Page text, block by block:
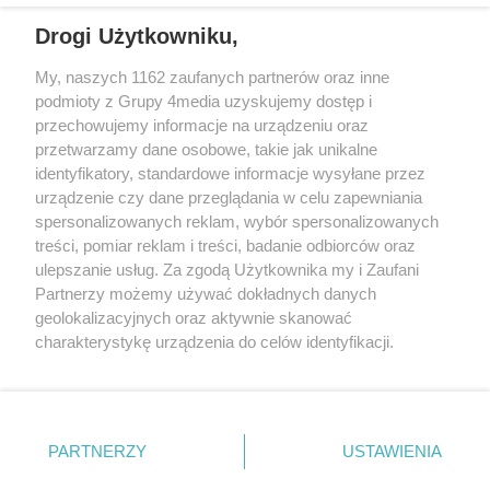
interwencję.
Społecznego i Centrum Usług
Społecznych podpisały
porozumienie, które ma ułatwić
im wejście w samodzielne, dorosłe
życie.
REKLAMA
Reklama Kontakt
Informacja o Nadawcy
Szukaj
Drogi Użytkowniku,
My, naszych 1162 zaufanych partnerów oraz inne
podmioty z Grupy 4media uzyskujemy dostęp i
przechowujemy informacje na urządzeniu oraz
przetwarzamy dane osobowe, takie jak unikalne
identyfikatory, standardowe informacje wysyłane przez
urządzenie czy dane przeglądania w celu zapewniania
spersonalizowanych reklam, wybór spersonalizowanych
treści, pomiar reklam i treści, badanie odbiorców oraz
ulepszanie usług. Za zgodą Użytkownika my i Zaufani
Partnerzy możemy używać dokładnych danych
geolokalizacyjnych oraz aktywnie skanować
charakterystykę urządzenia do celów identyfikacji.
zmienić/wycofać klikając przycisk ustawień prywatności
znajdujący się w lewym dolnym rogu strony
. Niektóre
PARTNERZY USTAWIENIA